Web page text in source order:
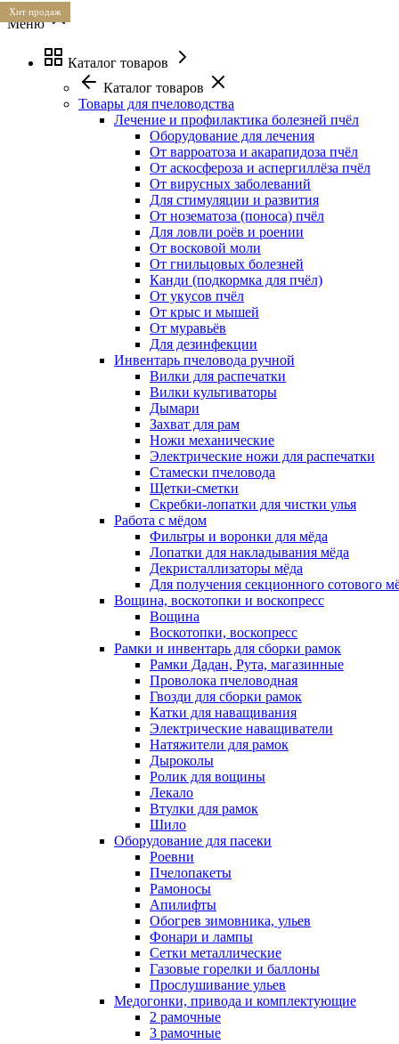
Меню
Каталог товаров
Каталог товаров
Товары для пчеловодства
Лечение и профилактика болезней пчёл
Оборудование для лечения
От варроатоза и акарапидоза пчёл
От аскосфероза и аспергиллёза пчёл
От вирусных заболеваний
Для стимуляции и развития
От нозематоза (поноса) пчёл
Для ловли роёв и роении
От восковой моли
От гнильцовых болезней
Канди (подкормка для пчёл)
От укусов пчёл
От крыс и мышей
От муравьёв
Для дезинфекции
Инвентарь пчеловода ручной
Вилки для распечатки
Вилки культиваторы
Дымари
Захват для рам
Ножи механические
Электрические ножи для распечатки
Стамески пчеловода
Щетки-сметки
Скребки-лопатки для чистки улья
Работа с мёдом
Фильтры и воронки для мёда
Лопатки для накладывания мёда
Декристаллизаторы мёда
Для получения секционного сотового
Вощина, воскотопки и воскопресс
Вощина
Воскотопки, воскопресс
Рамки и инвентарь для сборки рамок
Рамки Дадан, Рута, магазинные
Проволока пчеловодная
Гвозди для сборки рамок
Катки для наващивания
Электрические наващиватели
Натяжители для рамок
Дыроколы
Ролик для вощины
Лекало
Втулки для рамок
Шило
Оборудование для пасеки
Роевни
Пчелопакеты
Рамоносы
Апилифты
Обогрев зимовника, ульев
Фонари и лампы
Сетки металлические
Газовые горелки и баллоны
Прослушивание ульев
Медогонки, привода и комплектующие
2 рамочные
3 рамочные
Хит продаж